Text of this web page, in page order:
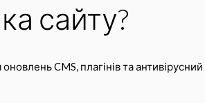
сайту?
CMS, плагінів та антивірусний